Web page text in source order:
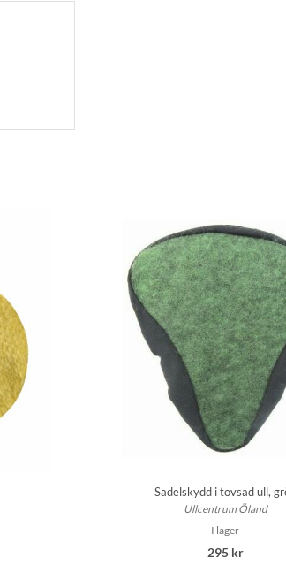
Sadelskydd i tovsad ull,
Ullcentrum Öland
I lager
295 kr